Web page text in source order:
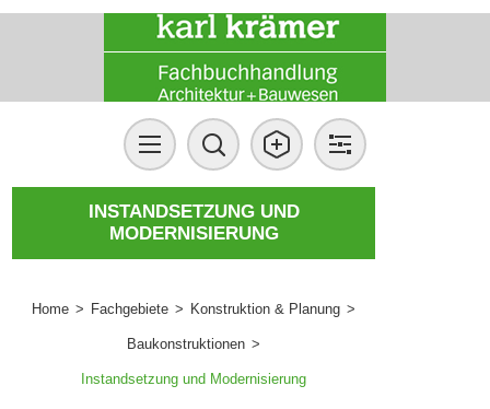
INSTANDSETZUNG UND
MODERNISIERUNG
Home > Fachgebiete > Konstruktion & Planung >
Baukonstruktionen >
Instandsetzung und Modernisierung